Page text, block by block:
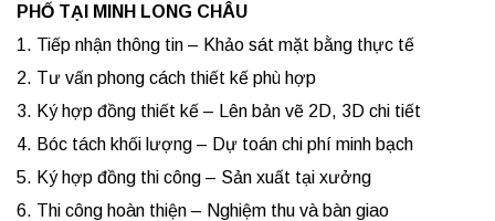
PHỐ TẠI MINH LONG CHÂU
1. Tiếp nhận thông tin – Khảo sát mặt bằng thực tế
2. Tư vấn phong cách thiết kế phù hợp
3. Ký hợp đồng thiết kế – Lên bản vẽ 2D, 3D chi tiết
4. Bóc tách khối lượng – Dự toán chi phí minh bạch
5. Ký hợp đồng thi công – Sản xuất tại xưởng
6. Thi công hoàn thiện – Nghiệm thu và bàn giao